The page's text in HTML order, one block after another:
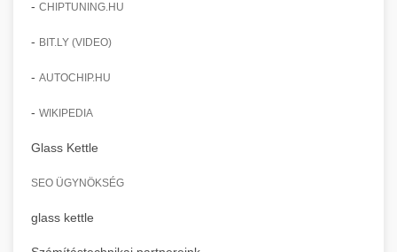
- CHIPTUNING.HU
- BIT.LY (VIDEO)
- AUTOCHIP.HU
- WIKIPEDIA
Glass Kettle
SEO ÜGYNÖKSÉG
glass kettle